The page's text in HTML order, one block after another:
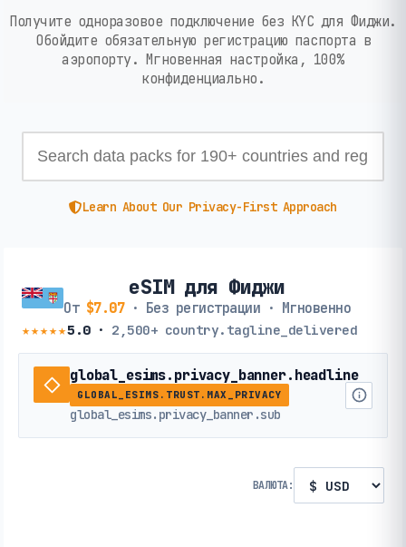
Получите одноразовое подключение без KYC для Фиджи.
Обойдите обязательную регистрацию паспорта в
аэропорту. Мгновенная настройка, 100%
конфиденциально.
Learn About Our Privacy-First Approach
eSIM для Фиджи
От $7.07· Без регистрации · Мгновенно
★★★★★5.0· 2,500+ country.tagline_delivered
global_esims.privacy_banner.headline
GLOBAL_ESIMS.TRUST.MAX_PRIVACY
global_esims.privacy_banner.sub
ВАЛЮТА: